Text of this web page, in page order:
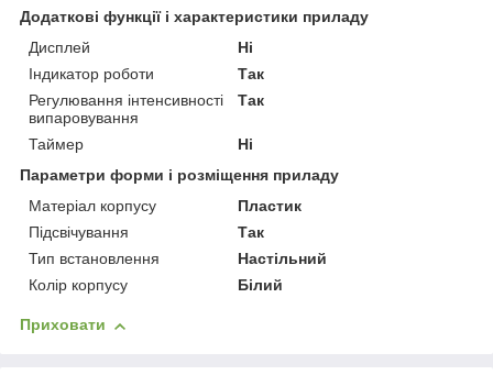
Додаткові функції і характеристики приладу
Дисплей
Ні
Індикатор роботи
Так
Регулювання інтенсивності
випаровування
Так
Таймер
Ні
Параметри форми і розміщення приладу
Матеріал корпусу
Пластик
Підсвічування
Так
Тип встановлення
Настільний
Колір корпусу
Білий
Приховати